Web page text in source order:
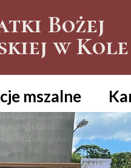
mszalne
Bożej
w Kole